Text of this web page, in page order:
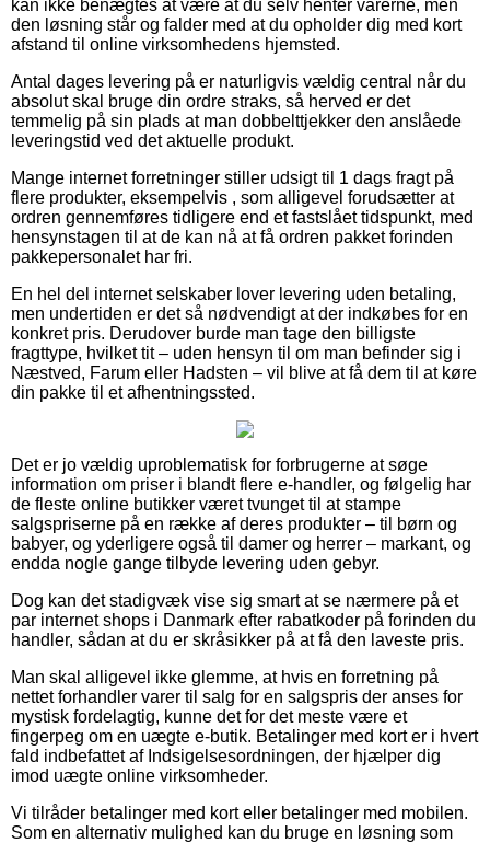
kan ikke benægtes at være at du selv henter varerne, men
den løsning står og falder med at du opholder dig med kort
afstand til online virksomhedens hjemsted.
Antal dages levering på er naturligvis vældig central når du
absolut skal bruge din ordre straks, så herved er det
temmelig på sin plads at man dobbelttjekker den anslåede
leveringstid ved det aktuelle produkt.
Mange internet forretninger stiller udsigt til 1 dags fragt på
flere produkter, eksempelvis , som alligevel forudsætter at
ordren gennemføres tidligere end et fastslået tidspunkt, med
hensynstagen til at de kan nå at få ordren pakket forinden
pakkepersonalet har fri.
En hel del internet selskaber lover levering uden betaling,
men undertiden er det så nødvendigt at der indkøbes for en
konkret pris. Derudover burde man tage den billigste
fragttype, hvilket tit – uden hensyn til om man befinder sig i
Næstved, Farum eller Hadsten – vil blive at få dem til at køre
din pakke til et afhentningssted.
Det er jo vældig uproblematisk for forbrugerne at søge
information om priser i blandt flere e-handler, og følgelig har
de fleste online butikker været tvunget til at stampe
salgspriserne på en række af deres produkter – til børn og
babyer, og yderligere også til damer og herrer – markant, og
endda nogle gange tilbyde levering uden gebyr.
Dog kan det stadigvæk vise sig smart at se nærmere på et
par internet shops i Danmark efter rabatkoder på forinden du
handler, sådan at du er skråsikker på at få den laveste pris.
Man skal alligevel ikke glemme, at hvis en forretning på
nettet forhandler varer til salg for en salgspris der anses for
mystisk fordelagtig, kunne det for det meste være et
fingerpeg om en uægte e-butik. Betalinger med kort er i hvert
fald indbefattet af Indsigelsesordningen, der hjælper dig
imod uægte online virksomheder.
Vi tilråder betalinger med kort eller betalinger med mobilen.
Som en alternativ mulighed kan du bruge en løsning som